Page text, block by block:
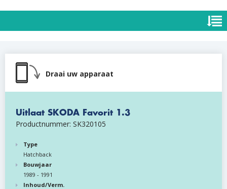
Draai uw apparaat
Uitlaat SKODA Favorit 1.3
Productnummer: SK320105
Type
Hatchback
Bouwjaar
1989 - 1991
Inhoud/Verm.